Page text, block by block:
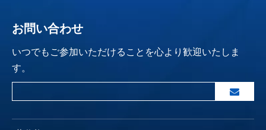
お問い合わせ
いつでもご参加いただけることを心より歓迎いたしま
す。